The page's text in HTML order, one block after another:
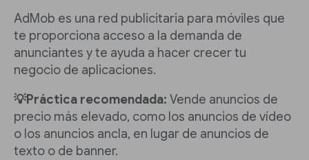
AdMob es una red publicitaria para móviles que
te proporciona acceso a la demanda de
anunciantes y te ayuda a hacer crecer tu
negocio de aplicaciones.
💡Práctica recomendada: Vende anuncios de
precio más elevado, como los anuncios de vídeo
o los anuncios ancla, en lugar de anuncios de
texto o de banner.